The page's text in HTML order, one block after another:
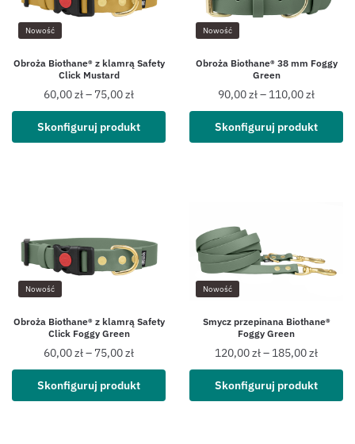
Nowość
Obroża Biothane® z klamrą Safety
Click Mustard
60,00zł– 75,00zł
Skonfiguruj produkt
Nowość
Obroża Biothane® 38 mm Foggy
Green
90,00zł– 110,00zł
Skonfiguruj produkt
Nowość
Obroża Biothane® z klamrą Safety
Click Foggy Green
60,00zł– 75,00zł
Skonfiguruj produkt
Nowość
Smycz przepinana Biothane®
Foggy Green
120,00zł– 185,00zł
Skonfiguruj produkt